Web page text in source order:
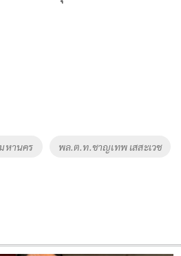
หานคร พล.ต.ท.ชาญเทพ เสสะเวช